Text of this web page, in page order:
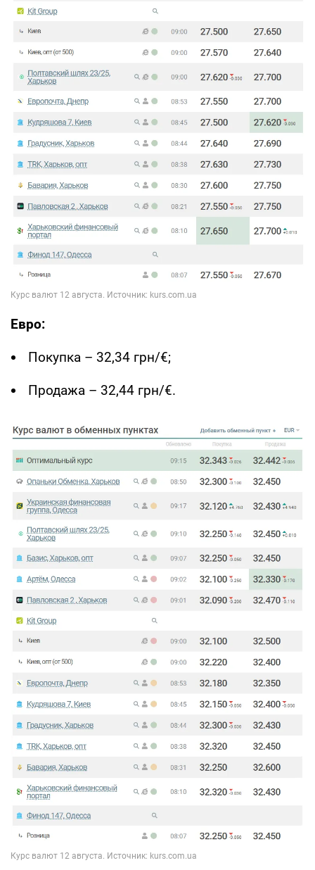
Евро:
Покупка – 32,34 грн/€;
Продажа – 32,44 грн/€.